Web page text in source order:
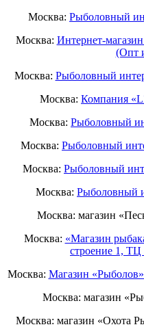
Москва: Рыболовный
Москва: Интернет-
(Опт
Москва: Рыболовный
Москва: Компания
Москва: Рыболовный
Москва: Рыболовный
Москва: Рыболовный
Москва: Рыболовный
Москва: магазин
Москва: «Магазин
строение 1, ТЦ
Москва: Магазин
Москва: магазин
Москва: магазин «Охота